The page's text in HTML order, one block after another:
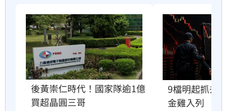
後黃崇仁時代！國家隊逾1億
買超晶圓三哥
9檔明起抓去
金雞入列